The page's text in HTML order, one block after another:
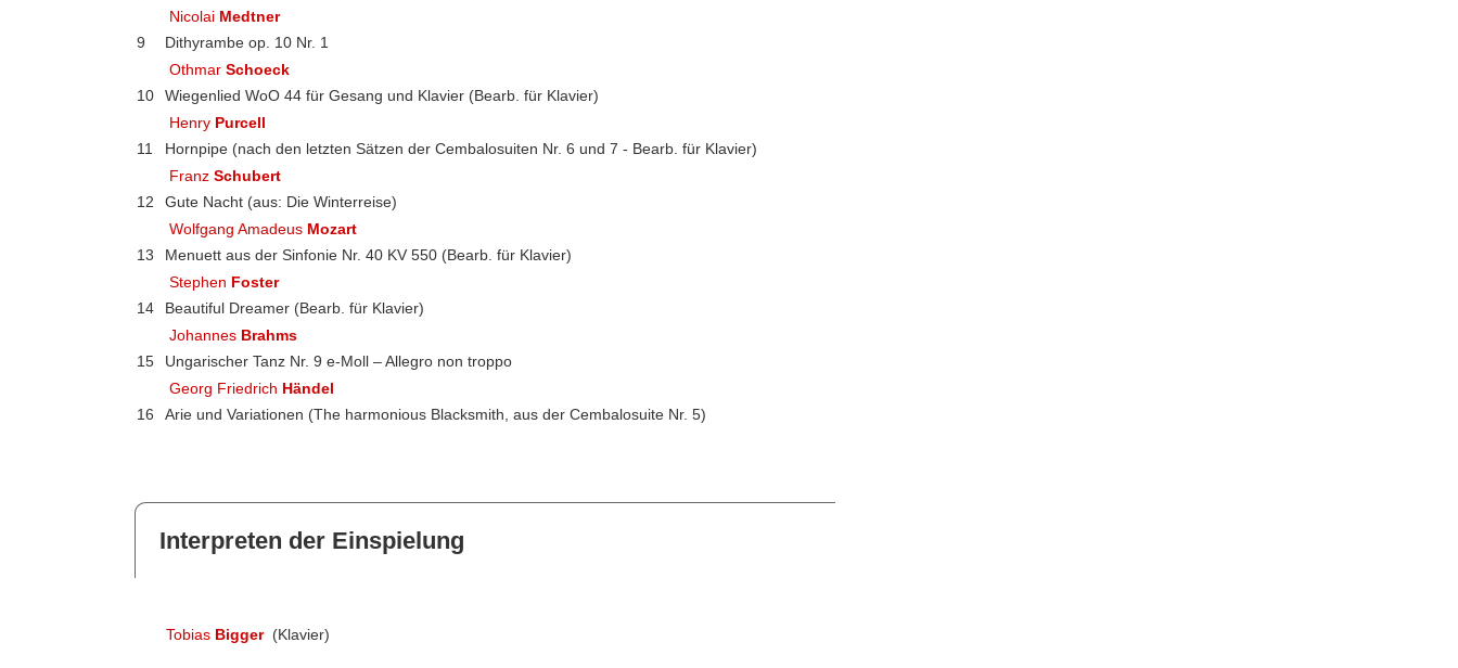
Nicolai Medtner
9
Dithyrambe op. 10 Nr. 1
OthmarSchoeck
10
Wiegenlied WoO 44 für Gesang und Klavier (Bearb. für Klavier)
Henry Purcell
11
Hornpipe (nach den letzten Sätzen der Cembalosuiten Nr. 6 und 7 - Bearb. für Klavier)
FranzSchubert
12
Gute Nacht (aus: Die Winterreise)
Wolfgang Amadeus Mozart
13
Menuett aus der Sinfonie Nr. 40 KV 550 (Bearb. für Klavier)
Stephen Foster
14
Beautiful Dreamer (Bearb. für Klavier)
Johannes Brahms
15
Ungarischer Tanz Nr. 9 e-Moll – Allegro non troppo
Georg Friedrich Händel
16
Arie und Variationen (The harmonious Blacksmith, aus der Cembalosuite Nr. 5)
Interpreten der Einspielung
Tobias Bigger (Klavier)